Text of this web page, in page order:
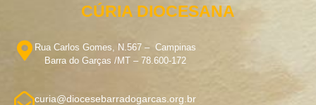
CÚRIA DIOCESANA
Rua Carlos Gomes, N.567 – Campinas
Barra do Garças /MT – 78.600-172
curia@diocesebarradogarcas.org.br